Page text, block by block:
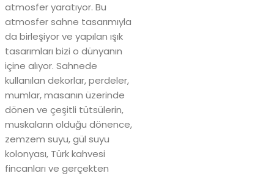
atmosfer yaratıyor. Bu
atmosfer sahne tasarımıyla
da birleşiyor ve yapılan ışık
tasarımları bizi o dünyanın
içine alıyor. Sahnede
kullanılan dekorlar, perdeler,
mumlar, masanın üzerinde
dönen ve çeşitli tütsülerin,
muskaların olduğu dönence,
zemzem suyu, gül suyu
kolonyası, Türk kahvesi
fincanları ve gerçekten